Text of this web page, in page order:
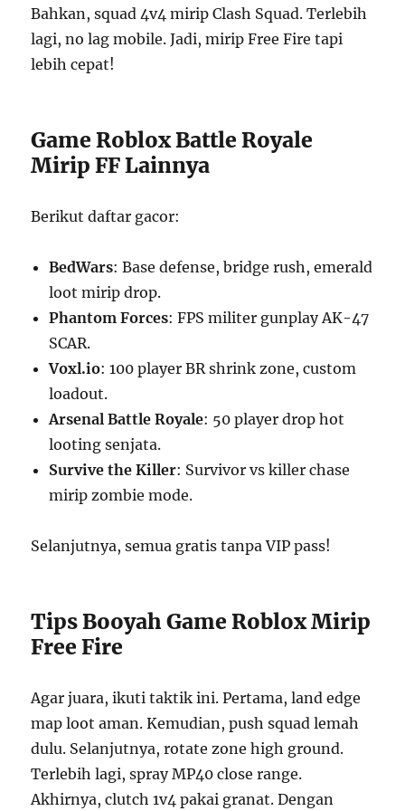
Bahkan, squad 4v4 mirip Clash Squad. Terlebih
lagi, no lag mobile. Jadi, mirip Free Fire tapi
lebih cepat!
Game Roblox Battle Royale
Mirip FF Lainnya
Berikut daftar gacor:
BedWars: Base defense, bridge rush, emerald
loot mirip drop.
Phantom Forces: FPS militer gunplay AK-47
SCAR.
Voxl.io: 100 player BR shrink zone, custom
loadout.
Arsenal Battle Royale: 50 player drop hot
looting senjata.
Survive the Killer: Survivor vs killer chase
mirip zombie mode.
Selanjutnya, semua gratis tanpa VIP pass!
Tips Booyah Game Roblox Mirip
Free Fire
Agar juara, ikuti taktik ini. Pertama, land edge
map loot aman. Kemudian, push squad lemah
dulu. Selanjutnya, rotate zone high ground.
Terlebih lagi, spray MP40 close range.
Akhirnya, clutch 1v4 pakai granat. Dengan